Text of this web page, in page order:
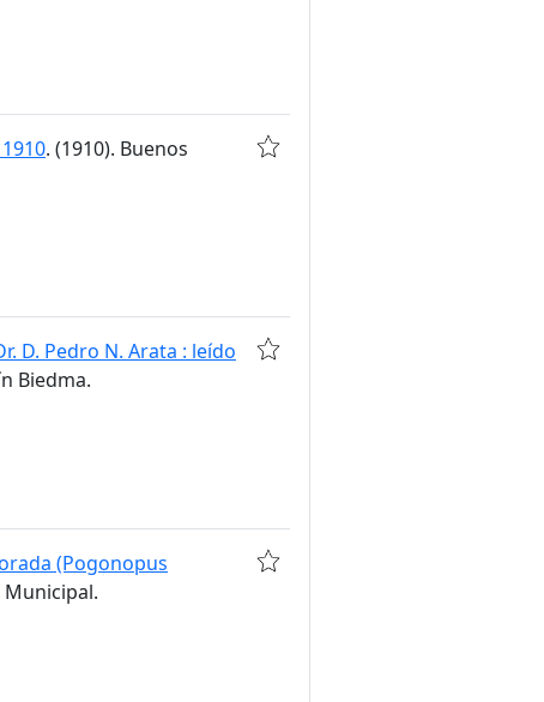
. (1910). Buenos
D. Pedro N. Arata : leído
Biedma.
(Pogonopus
Municipal.